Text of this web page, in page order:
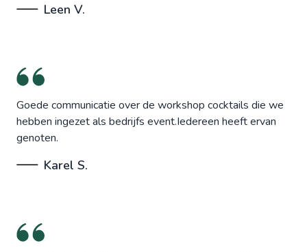
Leen V.
Goede communicatie over de workshop cocktails die we
hebben ingezet als bedrijfs event.Iedereen heeft ervan
genoten.
Karel S.